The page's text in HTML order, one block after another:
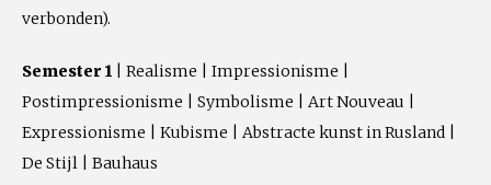
verbonden).
Semester 1
| Realisme | Impressionisme |
Postimpressionisme | Symbolisme | Art Nouveau |
Expressionisme | Kubisme | Abstracte kunst in Rusland |
De Stijl | Bauhaus